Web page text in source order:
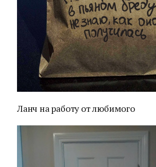
Ланч на работу от любимого